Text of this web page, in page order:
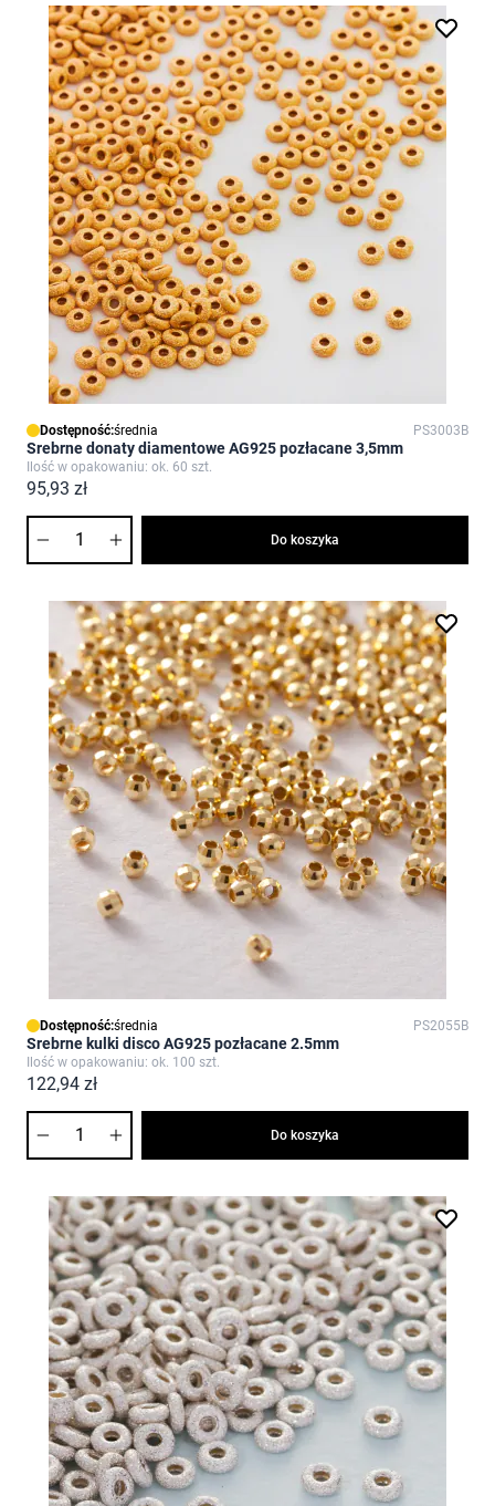
Dostępność:średnia PS3003B
Srebrne donaty diamentowe AG925 pozłacane 3,5mm
Ilość w opakowaniu: ok. 60 szt.
95,93 zł
Do koszyka
Dostępność:średnia PS2055B
Srebrne kulki disco AG925 pozłacane 2.5mm
Ilość w opakowaniu: ok. 100 szt.
122,94 zł
Do koszyka